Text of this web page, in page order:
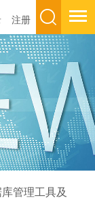
注册
管理工具及